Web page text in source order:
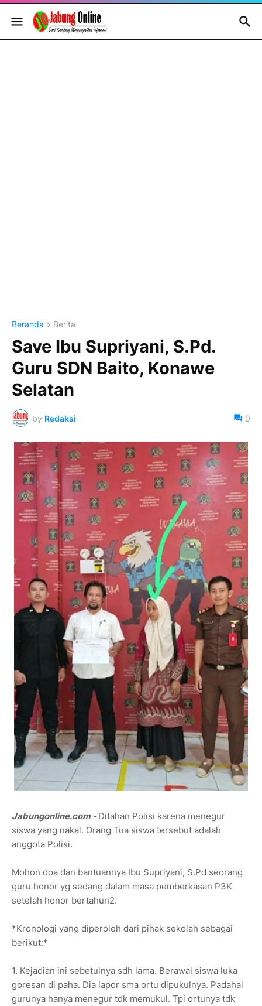
Beranda Berita
Save Ibu Supriyani, S.Pd.
Guru SDN Baito, Konawe
Selatan
by Redaksi 0
Jabungonline.com - Ditahan Polisi karena menegur
siswa yang nakal. Orang Tua siswa tersebut adalah
anggota Polisi.
Mohon doa dan bantuannya Ibu Supriyani, S.Pd seorang
guru honor yg sedang dalam masa pemberkasan P3K
setelah honor bertahun2.
*Kronologi yang diperoleh dari pihak sekolah sebagai
berikut:*
1. Kejadian ini sebetulnya sdh lama. Berawal siswa luka
goresan di paha. Dia lapor sma ortu dipukulnya. Padahal
gurunya hanya menegur tdk memukul. Tpi ortunya tdk